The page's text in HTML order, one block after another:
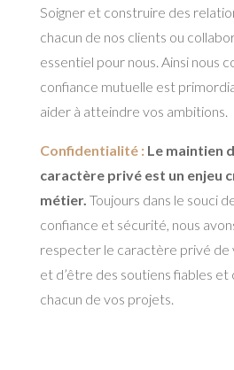
Soigner et construire des
chacun de nos clients ou
essentiel pour nous. Ainsi nous
confiance mutuelle est
aider à atteindre vos ambitions.
Confidentialité :Le maintien
caractère privé est un enjeu
métier. Toujours dans le souci
confiance et sécurité, nous
respecter le caractère privé de
et d’être des soutiens fiables et
chacun de vos projets.